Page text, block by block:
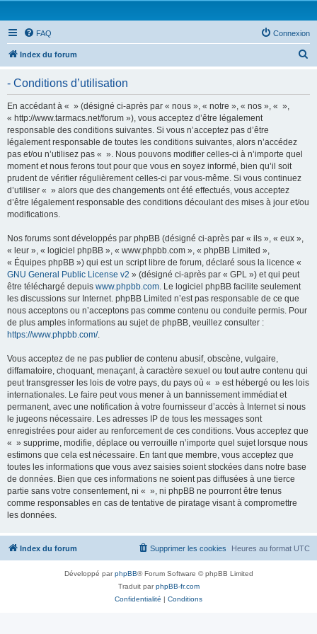
FAQ Connexion
Index du forum
- Conditions d’utilisation
En accédant à « » (désigné ci-après par « nous », « notre », « nos », « »,
« http://www.tarmacs.net/forum »), vous acceptez d’être légalement
responsable des conditions suivantes. Si vous n’acceptez pas d’être
légalement responsable de toutes les conditions suivantes, alors n’accédez
pas et/ou n’utilisez pas « ». Nous pouvons modifier celles-ci à n’importe quel
moment et nous ferons tout pour que vous en soyez informé, bien qu’il soit
prudent de vérifier régulièrement celles-ci par vous-même. Si vous continuez
d’utiliser « » alors que des changements ont été effectués, vous acceptez
d’être légalement responsable des conditions découlant des mises à jour et/ou
modifications.
Nos forums sont développés par phpBB (désigné ci-après par « ils », « eux »,
« leur », « logiciel phpBB », « www.phpbb.com », « phpBB Limited »,
« Équipes phpBB ») qui est un script libre de forum, déclaré sous la licence «
GNU General Public License v2 » (désigné ci-après par « GPL ») et qui peut
être téléchargé depuis www.phpbb.com. Le logiciel phpBB facilite seulement
les discussions sur Internet. phpBB Limited n’est pas responsable de ce que
nous acceptons ou n’acceptons pas comme contenu ou conduite permis. Pour
de plus amples informations au sujet de phpBB, veuillez consulter :
https://www.phpbb.com/.
Vous acceptez de ne pas publier de contenu abusif, obscène, vulgaire,
diffamatoire, choquant, menaçant, à caractère sexuel ou tout autre contenu qui
peut transgresser les lois de votre pays, du pays où « » est hébergé ou les lois
internationales. Le faire peut vous mener à un bannissement immédiat et
permanent, avec une notification à votre fournisseur d’accès à Internet si nous
le jugeons nécessaire. Les adresses IP de tous les messages sont
enregistrées pour aider au renforcement de ces conditions. Vous acceptez que
« » supprime, modifie, déplace ou verrouille n’importe quel sujet lorsque nous
estimons que cela est nécessaire. En tant que membre, vous acceptez que
toutes les informations que vous avez saisies soient stockées dans notre base
de données. Bien que ces informations ne soient pas diffusées à une tierce
partie sans votre consentement, ni « », ni phpBB ne pourront être tenus
comme responsables en cas de tentative de piratage visant à compromettre
les données.
Index du forum Heures au format UTC
Supprimer les cookies
Développé parphpBB® Forum Software © phpBB Limited
Traduit parphpBB-fr.com
Confidentialité | Conditions